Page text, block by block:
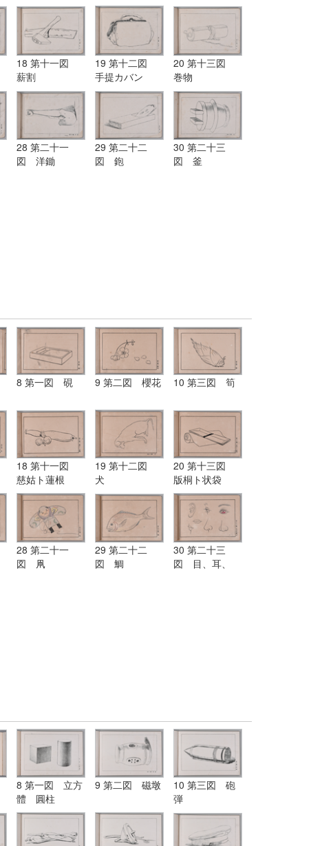
18 第十一図
薪割
19 第十二図
手提カバン
20 第十三図
巻物
28 第二十一
図 洋鋤
29 第二十二
図 鉋
30 第二十三
図 釜
8 第一図 硯 9 第二図 櫻花 10 第三図 筍
18 第十一図
慈姑ト蓮根
19 第十二図
犬
20 第十三図
版桐ト状袋
28 第二十一
図 凧
29 第二十二
図 鯛
30 第二十三
図 目、耳、
8 第一図 立方
體 圓柱
9 第二図 磁墩
10 第三図 砲
弾